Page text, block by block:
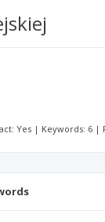
Yes | Keywords: 6 |